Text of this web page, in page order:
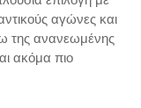
αγώνες και
της ανανεωμένης
ακόμα πιο